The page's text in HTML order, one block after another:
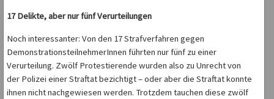
17 Delikte, aber nur fünf Verurteilungen
Noch interessanter: Von den 17 Strafverfahren gegen
DemonstrationsteilnehmerInnen führten nur fünf zu einer
Verurteilung. Zwölf Protestierende wurden also zu Unrecht von
der Polizei einer Straftat bezichtigt – oder aber die Straftat konnte
ihnen nicht nachgewiesen werden. Trotzdem tauchen diese zwölf